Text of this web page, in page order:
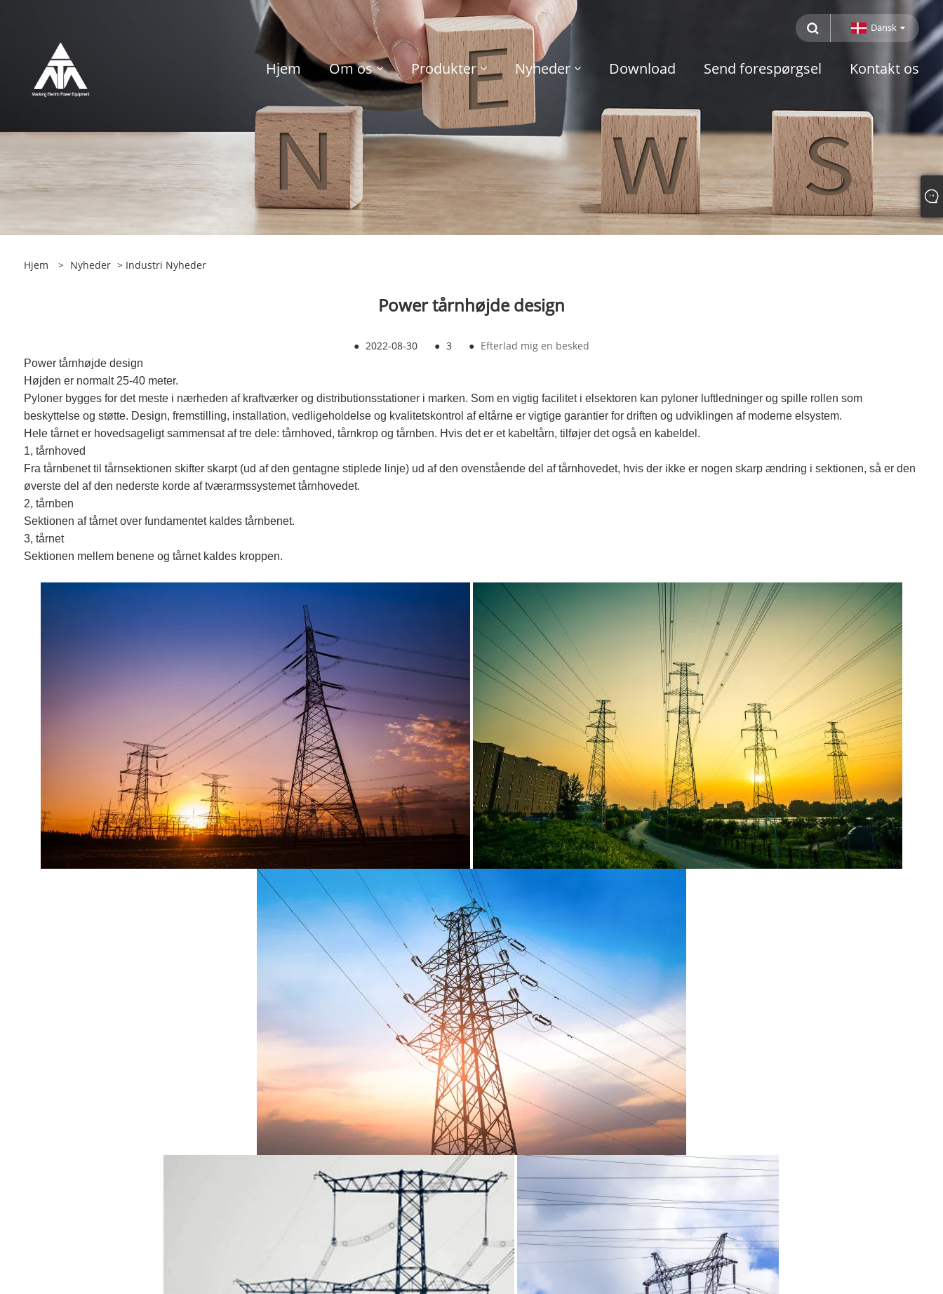
Dansk
Hjem Om os Produkter Nyheder Download Send forespørgsel Kontakt os
Hjem > Nyheder > Industri Nyheder
Power tårnhøjde design
● 2022-08-30 ● 3 ● Efterlad mig en besked
Power tårnhøjde design
Højden er normalt 25-40 meter.
Pyloner bygges for det meste i nærheden af ​​kraftværker og distributionsstationer i marken. Som en vigtig facilitet i elsektoren kan pyloner luftledninger og spille rollen som
beskyttelse og støtte. Design, fremstilling, installation, vedligeholdelse og kvalitetskontrol af eltårne ​​er vigtige garantier for driften og udviklingen af ​​moderne elsystem.
Hele tårnet er hovedsageligt sammensat af tre dele: tårnhoved, tårnkrop og tårnben. Hvis det er et kabeltårn, tilføjer det også en kabeldel.
1, tårnhoved
Fra tårnbenet til tårnsektionen skifter skarpt (ud af den gentagne stiplede linje) ud af den ovenstående del af tårnhovedet, hvis der ikke er nogen skarp ændring i sektionen, så er den
øverste del af den nederste korde af tværarmssystemet tårnhovedet.
2, tårnben
Sektionen af ​​tårnet over fundamentet kaldes tårnbenet.
3, tårnet
Sektionen mellem benene og tårnet kaldes kroppen.